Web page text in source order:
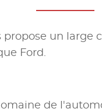
un large
Ford.
de